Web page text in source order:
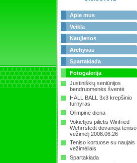
Apie mus
Veikla
Naujienos
Archyvas
Spartakiada
Fotogalerija
Justiniškių seniūnijos
bendruomenės šventė
HALL BALL 3x3 krepšinio
turnyras
Olimpinė diena
Vokietijos pilietis Winfried
Wehrrstedt dovanoja teniso
vežimelį 2008.06.26
Teniso kortuose su naujais
vežimėliais
Spartakiada